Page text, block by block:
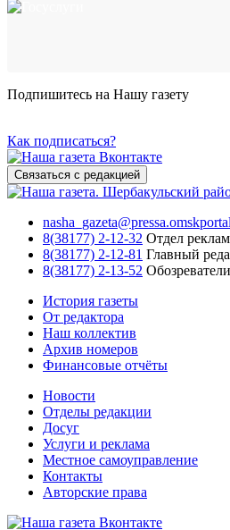
Подпишитесь на Нашу газету
Как подписаться?
Связаться с редакцией
8(38177) 2-12-32 Отдел
8(38177) 2-12-81 Главный
8(38177) 2-13-52 Обозреватели
История газеты
От редактора
Наш коллектив
Архив номеров
Финансовые отчёты
Новости
Отделы редакции
Досуг
Услуги и реклама
Местное самоуправление
Контакты
Авторские права